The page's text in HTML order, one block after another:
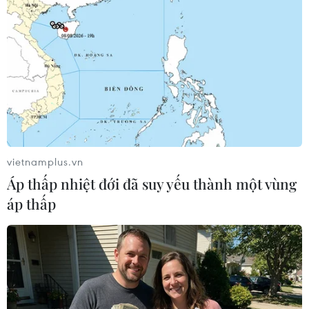
Nước thải chảy ra con kênh chưa được thu gom,
xử lý. Tuyến kênh này thời gian gần đây cũng
mới dừng ở việc nạo vét lòng kênh, xây dựng
hai bên bờ kè, lan can. Vì vậy, tình trạng ô
nhiễm vẫn đã và đang xảy ra.
vietnamplus.vn
Áp thấp nhiệt đới đã suy yếu thành một vùng
áp thấp